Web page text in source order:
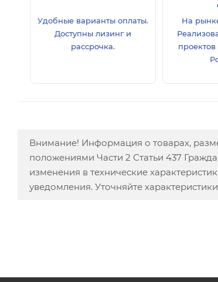
Удобные варианты оплаты.
Доступны лизинг и
рассрочка.
На
проектов
Внимание! Информация о товарах,
положениями Части 2 Статьи 437
изменения в технические
уведомления. Уточняйте